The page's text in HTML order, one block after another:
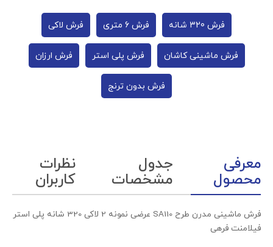
فرش 320 شانه فرش 6 متری فرش لاکی
فرش ماشینی کاشان فرش پلی استر فرش ارزان
فرش بدون ترنج
معرفی
محصول
جدول
مشخصات
نظرات
کاربران
فرش ماشینی مدرن طرح SA110 عرضی نمونه 2 لاکی 320 شانه پلی استر
فیلامنت فرهی